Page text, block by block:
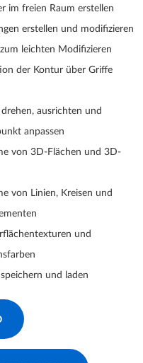
im freien Raum erstellen
erstellen und modifizieren
leichten Modifizieren
der Kontur über Griffe
drehen, ausrichten und
anpassen
von 3D-Flächen und 3D-
von Linien, Kreisen und
und
und laden